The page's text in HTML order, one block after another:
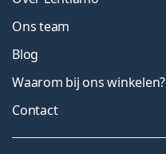
Ons team
Blog
Waarom bij ons winkelen?
Contact